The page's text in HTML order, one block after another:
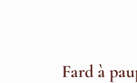
Fard à